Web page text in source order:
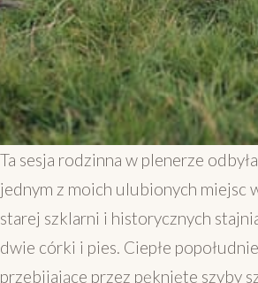
Ta sesja rodzinna w plenerze
jednym z moich ulubionych miejsc
starej szklarni i historycznych
dwie córki i pies. Ciepłe
przebijające przez pęknięte szyby